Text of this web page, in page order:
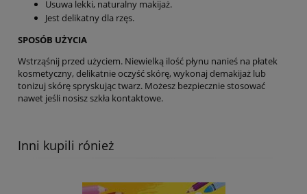
Usuwa lekki, naturalny makijaż.
Jest delikatny dla rzęs.
SPOSÓB UŻYCIA
Wstrząśnij przed użyciem. Niewielką ilość płynu nanieś na płatek
kosmetyczny, delikatnie oczyść skórę, wykonaj demakijaż lub
tonizuj skórę spryskując twarz. Możesz bezpiecznie stosować
nawet jeśli nosisz szkła kontaktowe.
Inni kupili rónież